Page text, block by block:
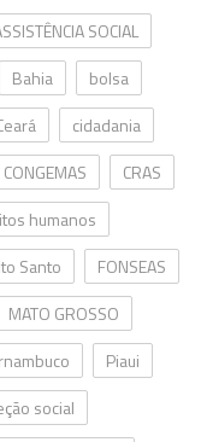
SOCIAL
Bahia
bolsa
cidadania
CONGEMAS
CRAS
humanos
Santo
FONSEAS
MATO GROSSO
Piaui
social